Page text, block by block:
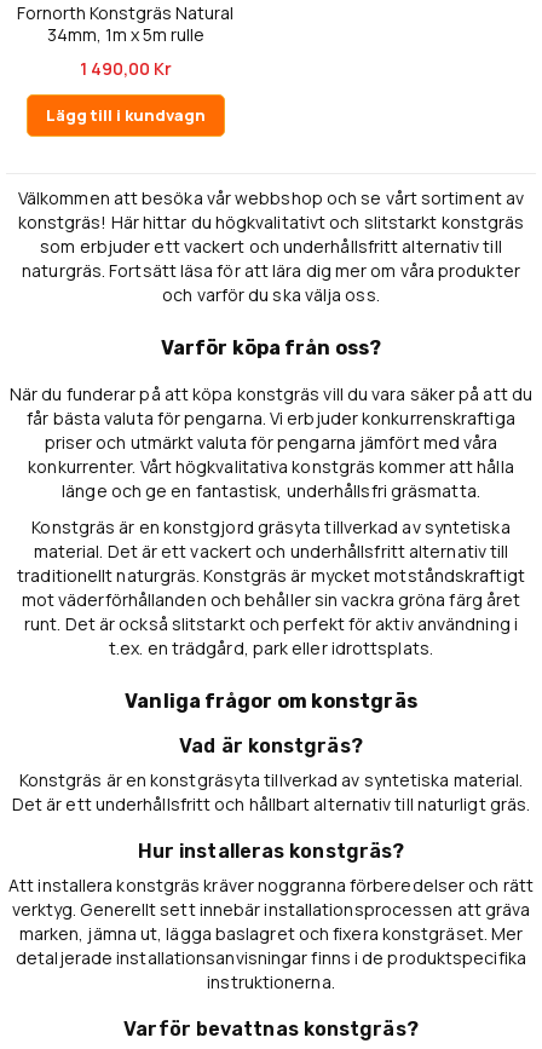
Fornorth Konstgräs Natural
34mm, 1m x 5m rulle
1 490,00 Kr
Lägg till i kundvagn
Välkommen att besöka vår webbshop och se vårt sortiment av
konstgräs! Här hittar du högkvalitativt och slitstarkt konstgräs
som erbjuder ett vackert och underhållsfritt alternativ till
naturgräs. Fortsätt läsa för att lära dig mer om våra produkter
och varför du ska välja oss.
Varför köpa från oss?
När du funderar på att köpa konstgräs vill du vara säker på att du
får bästa valuta för pengarna. Vi erbjuder konkurrenskraftiga
priser och utmärkt valuta för pengarna jämfört med våra
konkurrenter. Vårt högkvalitativa konstgräs kommer att hålla
länge och ge en fantastisk, underhållsfri gräsmatta.
Konstgräs är en konstgjord gräsyta tillverkad av syntetiska
material. Det är ett vackert och underhållsfritt alternativ till
traditionellt naturgräs. Konstgräs är mycket motståndskraftigt
mot väderförhållanden och behåller sin vackra gröna färg året
runt. Det är också slitstarkt och perfekt för aktiv användning i
t.ex. en trädgård, park eller idrottsplats.
Vanliga frågor om konstgräs
Vad är konstgräs?
Konstgräs är en konstgräsyta tillverkad av syntetiska material.
Det är ett underhållsfritt och hållbart alternativ till naturligt gräs.
Hur installeras konstgräs?
Att installera konstgräs kräver noggranna förberedelser och rätt
verktyg. Generellt sett innebär installationsprocessen att gräva
marken, jämna ut, lägga baslagret och fixera konstgräset. Mer
detaljerade installationsanvisningar finns i de produktspecifika
instruktionerna.
Varför bevattnas konstgräs?